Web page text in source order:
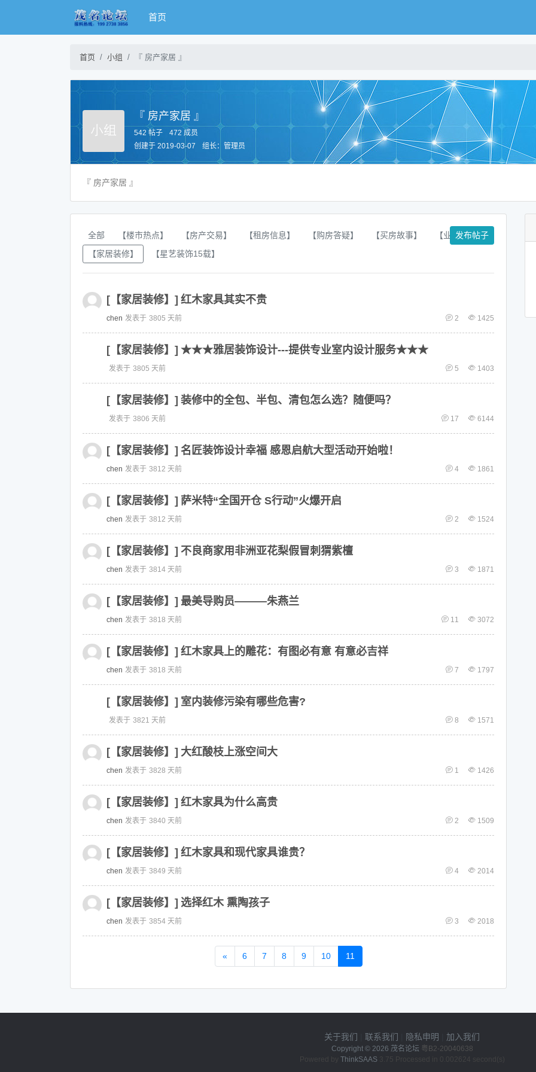
首页
首页 小组 『 房产家居 』
『 房产家居 』
542 帖子
472 成员
创建于 2019-03-07
组长： 管理员
『 房产家居 』
发布帖子
全部 【楼市热点】 【房产交易】 【租房信息】 【购房答疑】 【买房故事】
【业主论坛】
【家居装修】
【星艺装饰15载】
[【家居装修】] 红木家具其实不贵
chen 发表于 3805 天前 2 1425
[【家居装修】] ★★★雅居装饰设计---提供专业室内设计服务★★★
发表于 3805 天前 5 1403
[【家居装修】] 装修中的全包、半包、清包怎么选？随便吗？
发表于 3806 天前 17 6144
[【家居装修】] 名匠装饰设计幸福 感恩启航大型活动开始啦！
chen 发表于 3812 天前 4 1861
[【家居装修】] 萨米特“全国开仓 S行动”火爆开启
chen 发表于 3812 天前 2 1524
[【家居装修】] 不良商家用非洲亚花梨假冒刺猬紫檀
chen 发表于 3814 天前 3 1871
[【家居装修】] 最美导购员———朱燕兰
chen 发表于 3818 天前 11 3072
[【家居装修】] 红木家具上的雕花：有图必有意 有意必吉祥
chen 发表于 3818 天前 7 1797
[【家居装修】] 室内装修污染有哪些危害?
发表于 3821 天前 8 1571
[【家居装修】] 大红酸枝上涨空间大
chen 发表于 3828 天前 1 1426
[【家居装修】] 红木家具为什么高贵
chen 发表于 3840 天前 2 1509
[【家居装修】] 红木家具和现代家具谁贵？
chen 发表于 3849 天前 4 2014
[【家居装修】] 选择红木 熏陶孩子
chen 发表于 3854 天前 3 2018
« 6 7 8 9 10 11
关于我们 联系我们 隐私申明 加入我们
Copyright © 2026 茂名论坛 粤B2-20040638
Powered by ThinkSAAS3.75 Processed in 0.002624 second(s)